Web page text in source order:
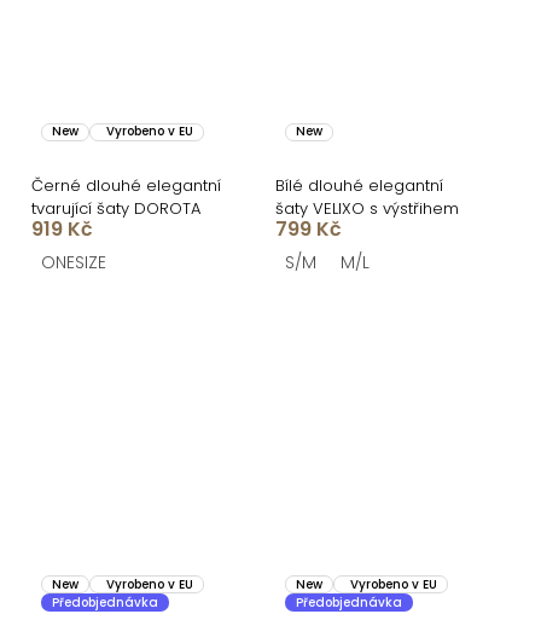
New Vyrobeno v EU
Černé dlouhé elegantní
tvarující šaty DOROTA
919 Kč
ONESIZE
New
Bílé dlouhé elegantní
šaty VELIXO s výstřihem
799 Kč
S/M M/L
New
Vyrobeno v EU
Předobjednávka
New
Vyrobeno v EU
Předobjednávka